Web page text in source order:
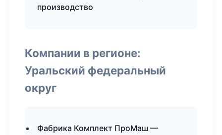
производство
Компании в регионе:
Уральский федеральный
округ
Фабрика Комплект ПроМаш —